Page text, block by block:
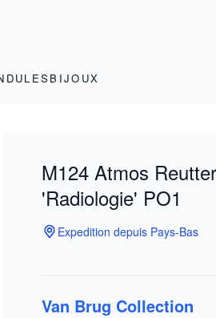
BIJOUX
M124 Atmos Reutter
'Radiologie' PO1
Expedition depuis Pays-Bas
Van Brug Collection